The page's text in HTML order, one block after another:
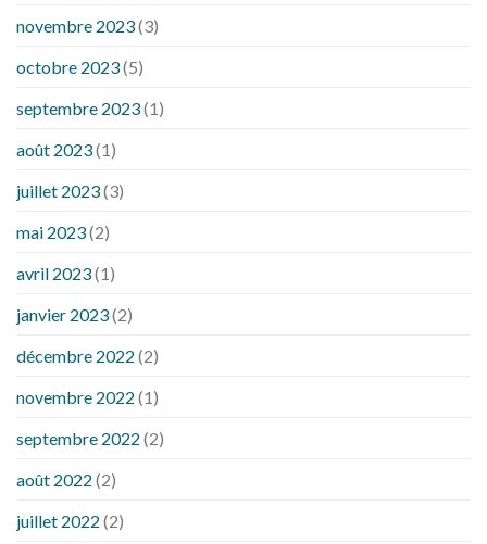
novembre 2023(3)
octobre 2023(5)
septembre 2023(1)
août 2023(1)
juillet 2023(3)
mai 2023(2)
avril 2023(1)
janvier 2023(2)
décembre 2022 (2)
novembre 2022 (1)
septembre 2022 (2)
août 2022 (2)
juillet 2022 (2)